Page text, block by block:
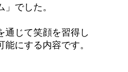
」でした。
通じて笑顔を習得し
にする内容です。